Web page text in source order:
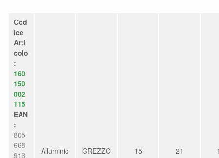
Cod
ice
Arti
colo
:
160
150
002
115
EAN
:
805
668
916
Alluminio GREZZO 15 21